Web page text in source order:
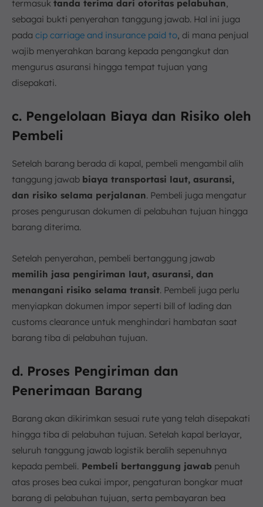
termasuk tanda terima dari otoritas pelabuhan
sebagai bukti penyerahan tanggung jawab. Hal ini juga
pada cip carriage and insurance paid to , di mana penjual
wajib menyerahkan barang kepada pengangkut dan
mengurus asuransi hingga tempat tujuan yang
disepakati.
c. Pengelolaan Biaya dan Risiko oleh
Pembeli
Setelah barang berada di kapal, pembeli mengambil alih
tanggung jawab biaya transportasi laut, asuransi,
dan risiko selama perjalanan. Pembeli juga mengatur
proses pengurusan dokumen di pelabuhan tujuan hingga
barang diterima.
Setelah penyerahan, pembeli bertanggung jawab
memilih jasa pengiriman laut, asuransi, dan
menangani risiko selama transit. Pembeli juga perlu
menyiapkan dokumen impor seperti bill of lading dan
customs clearance untuk menghindari hambatan saat
barang tiba di pelabuhan tujuan.
d. Proses Pengiriman dan
Penerimaan Barang
Barang akan dikirimkan sesuai rute yang telah disepakati
hingga tiba di pelabuhan tujuan. Setelah kapal berlayar,
seluruh tanggung jawab logistik beralih sepenuhnya
kepada pembeli. Pembeli bertanggung jawab penuh
atas proses bea cukai impor, pengaturan bongkar muat
barang di pelabuhan tujuan, serta pembayaran bea